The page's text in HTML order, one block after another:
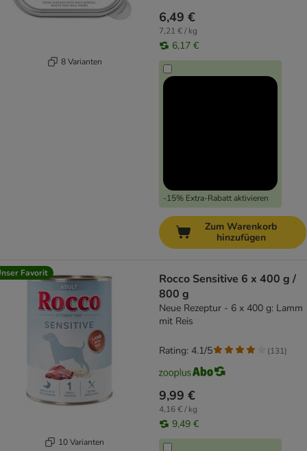
8 Varianten
6,49 €
7,21 € / kg
6,17 €
-15% Extra-Rabatt aktivieren
Zum Warenkorb
hinzufügen
Favorit
10 Varianten
Rocco Sensitive 6 x 400 g /
800 g
Neue Rezeptur - 6 x 400 g: Lamm
mit Reis
9,99 €
4,16 € / kg
9,49 €
Rating: 4.1/5 (131)